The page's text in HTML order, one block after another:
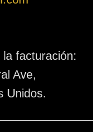
facturación:
Ave,
Unidos.